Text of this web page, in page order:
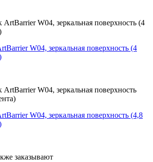
W04, зеркальная поверхность (4
W04, зеркальная поверхность (4,8
заказывают